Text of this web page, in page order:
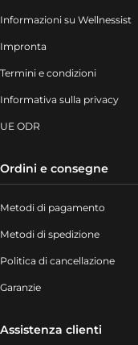
Informazioni su Wellnessist
Impronta
Termini e condizioni
Informativa sulla privacy
UE ODR
Ordini e consegne
Metodi di pagamento
Metodi di spedizione
Politica di cancellazione
Garanzie
Assistenza clienti